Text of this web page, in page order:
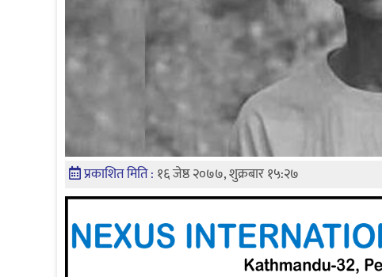
प्रकाशित मिति : १६ जेष्ठ २०७७, शुक्रबार १५:२७